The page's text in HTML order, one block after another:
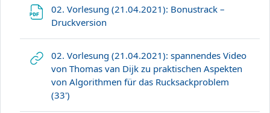
02. Vorlesung (21.04.2021): Bonustrack –
Druckversion
02. Vorlesung (21.04.2021): spannendes Video
von Thomas van Dijk zu praktischen Aspekten
von Algorithmen für das Rucksackproblem
(33')